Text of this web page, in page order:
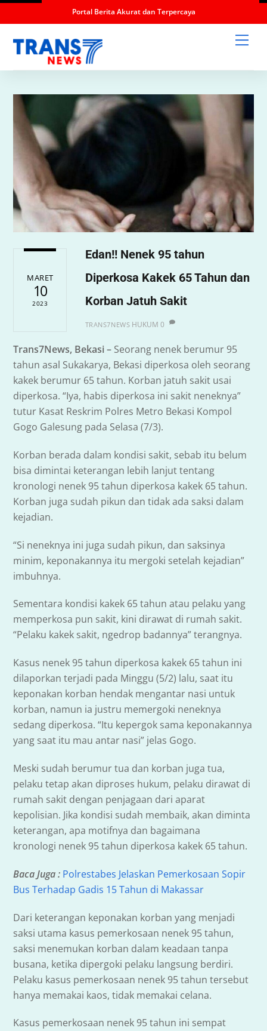
Portal Berita Akurat dan Terpercaya
MARET
10
2023
Edan!! Nenek 95 tahun
Diperkosa Kakek 65 Tahun dan
Korban Jatuh Sakit
TRANS7NEWS HUKUM 0
Trans7News, Bekasi – Seorang nenek berumur 95
tahun asal Sukakarya, Bekasi diperkosa oleh seorang
kakek berumur 65 tahun. Korban jatuh sakit usai
diperkosa. “Iya, habis diperkosa ini sakit neneknya”
tutur Kasat Reskrim Polres Metro Bekasi Kompol
Gogo Galesung pada Selasa (7/3).
Korban berada dalam kondisi sakit, sebab itu belum
bisa dimintai keterangan lebih lanjut tentang
kronologi nenek 95 tahun diperkosa kakek 65 tahun.
Korban juga sudah pikun dan tidak ada saksi dalam
kejadian.
“Si neneknya ini juga sudah pikun, dan saksinya
minim, keponakannya itu mergoki setelah kejadian”
imbuhnya.
Sementara kondisi kakek 65 tahun atau pelaku yang
memperkosa pun sakit, kini dirawat di rumah sakit.
“Pelaku kakek sakit, ngedrop badannya” terangnya.
Kasus nenek 95 tahun diperkosa kakek 65 tahun ini
dilaporkan terjadi pada Minggu (5/2) lalu, saat itu
keponakan korban hendak mengantar nasi untuk
korban, namun ia justru memergoki neneknya
sedang diperkosa. “Itu kepergok sama keponakannya
yang saat itu mau antar nasi” jelas Gogo.
Meski sudah berumur tua dan korban juga tua,
pelaku tetap akan diproses hukum, pelaku dirawat di
rumah sakit dengan penjagaan dari aparat
kepolisian. Jika kondisi sudah membaik, akan diminta
keterangan, apa motifnya dan bagaimana
kronologi nenek 95 tahun diperkosa kakek 65 tahun.
Baca Juga : Polrestabes Jelaskan Pemerkosaan Sopir
Bus Terhadap Gadis 15 Tahun di Makassar
Dari keterangan keponakan korban yang menjadi
saksi utama kasus pemerkosaan nenek 95 tahun,
saksi menemukan korban dalam keadaan tanpa
busana, ketika dipergoki pelaku langsung berdiri.
Pelaku kasus pemerkosaan nenek 95 tahun tersebut
hanya memakai kaos, tidak memakai celana.
Kasus pemerkosaan nenek 95 tahun ini sempat